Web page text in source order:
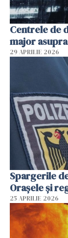
Centrele de
major
29 APRILIE 2026
Spargerile
Orașele și
25 APRILIE 2026